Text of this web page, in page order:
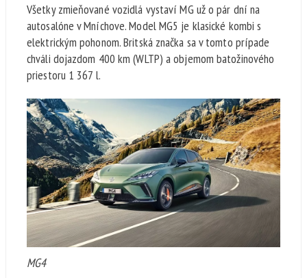
Všetky zmieňované vozidlá vystaví MG už o pár dní na
autosalóne v Mníchove. Model MG5 je klasické kombi s
elektrickým pohonom. Britská značka sa v tomto prípade
chváli dojazdom 400 km (WLTP) a objemom batožinového
priestoru 1 367 l.
MG4